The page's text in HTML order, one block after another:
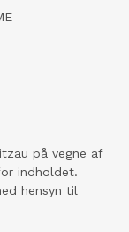
på vegne af
indholdet.
hensyn til